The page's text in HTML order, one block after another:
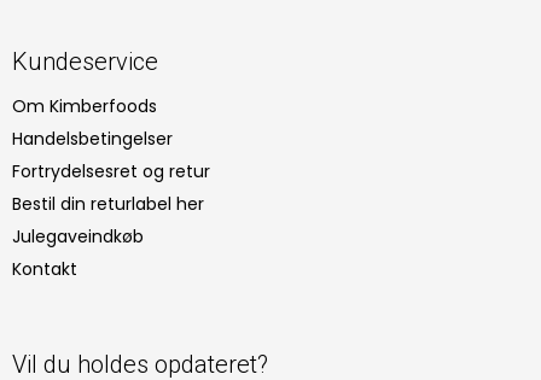
Kundeservice
Om Kimberfoods
Handelsbetingelser
Fortrydelsesret og retur
Bestil din returlabel her
Julegaveindkøb
Kontakt
Vil du holdes opdateret?